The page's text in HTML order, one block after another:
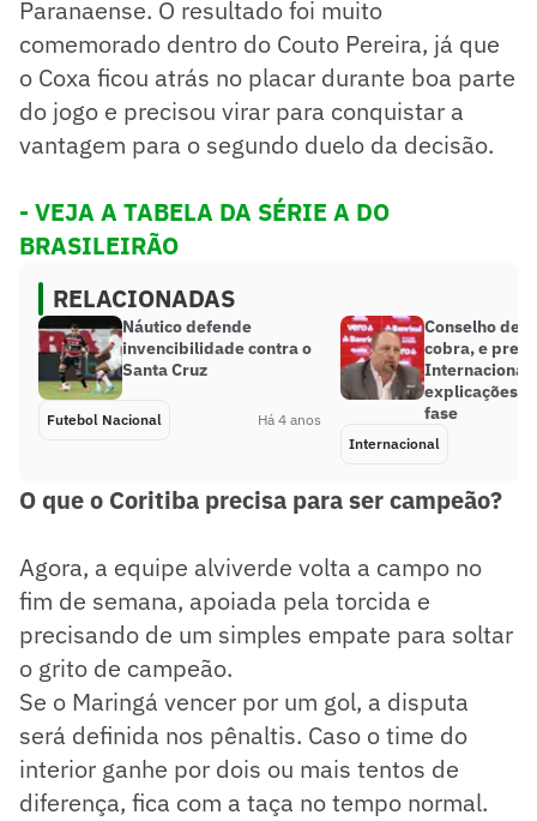
Paranaense. O resultado foi muito
comemorado dentro do Couto Pereira, já que
o Coxa ficou atrás no placar durante boa parte
do jogo e precisou virar para conquistar a
vantagem para o segundo duelo da decisão.
- VEJA A TABELA DA SÉRIE A DO
BRASILEIRÃO
RELACIONADAS
Náutico defende
invencibilidade contra o
Santa Cruz
Futebol Nacional Há 4 anos
Conselho
cobra, e
Internacional
explicações
fase
Internacional
O que o Coritiba precisa para ser campeão?
Agora, a equipe alviverde volta a campo no
fim de semana, apoiada pela torcida e
precisando de um simples empate para soltar
o grito de campeão.
Se o Maringá vencer por um gol, a disputa
será definida nos pênaltis. Caso o time do
interior ganhe por dois ou mais tentos de
diferença, fica com a taça no tempo normal.